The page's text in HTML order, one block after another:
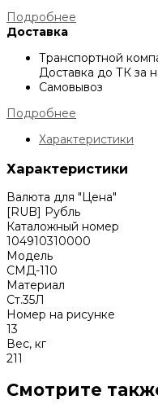
Подробнее
Доставка
Транспортной
Доставка до ТК за
Самовывоз
Подробнее
Характеристики
Характеристики
Валюта для "Цена"
[RUB] Рубль
Каталожный номер
104910310000
Модель
СМД-110
Материал
Cт.35Л
Номер на рисунке
13
Вес, кг
211
Смотрите